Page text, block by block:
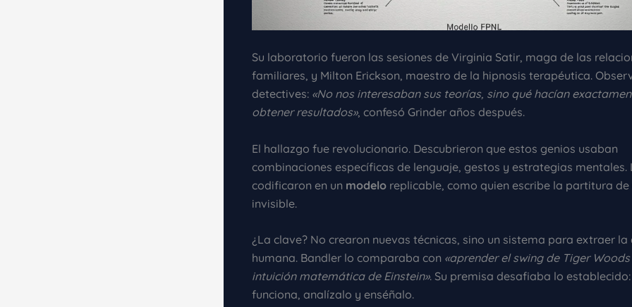
Su laboratorio fueron las sesiones de Virginia Satir, maga de las
familiares, y Milton Erickson, maestro de la hipnosis terapéutica.
detectives: «No nos interesaban sus teorías, sino qué hacían
obtener resultados», confesó Grinder años después.
El hallazgo fue revolucionario. Descubrieron que estos genios usaban
combinaciones específicas de lenguaje, gestos y estrategias mentales.
codificaron en un modelo replicable, como quien escribe la partitura de
invisible.
¿La clave? No crearon nuevas técnicas, sino un sistema para extraer la
humana. Bandler lo comparaba con «aprender el swing de Tiger
intuición matemática de Einstein». Su premisa desafiaba lo
funciona, analízalo y enséñalo.